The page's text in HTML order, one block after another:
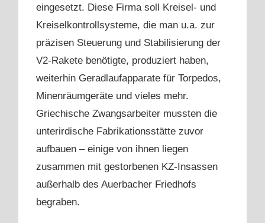
eingesetzt. Diese Firma soll Kreisel- und
Kreiselkontrollsysteme, die man u.a. zur
präzisen Steuerung und Stabilisierung der
V2-Rakete benötigte, produziert haben,
weiterhin Geradlaufapparate für Torpedos,
Minenräumgeräte und vieles mehr.
Griechische Zwangsarbeiter mussten die
unterirdische Fabrikationsstätte zuvor
aufbauen – einige von ihnen liegen
zusammen mit gestorbenen KZ-Insassen
außerhalb des Auerbacher Friedhofs
begraben.